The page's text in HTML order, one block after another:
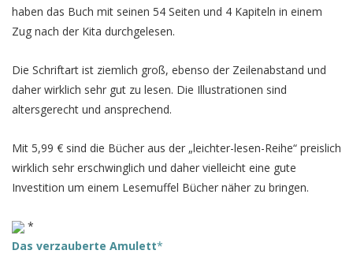
haben das Buch mit seinen 54 Seiten und 4 Kapiteln in einem
Zug nach der Kita durchgelesen.
Die Schriftart ist ziemlich groß, ebenso der Zeilenabstand und
daher wirklich sehr gut zu lesen. Die Illustrationen sind
altersgerecht und ansprechend.
Mit 5,99 € sind die Bücher aus der „leichter-lesen-Reihe“ preislich
wirklich sehr erschwinglich und daher vielleicht eine gute
Investition um einem Lesemuffel Bücher näher zu bringen.
*
Das verzauberte Amulett*